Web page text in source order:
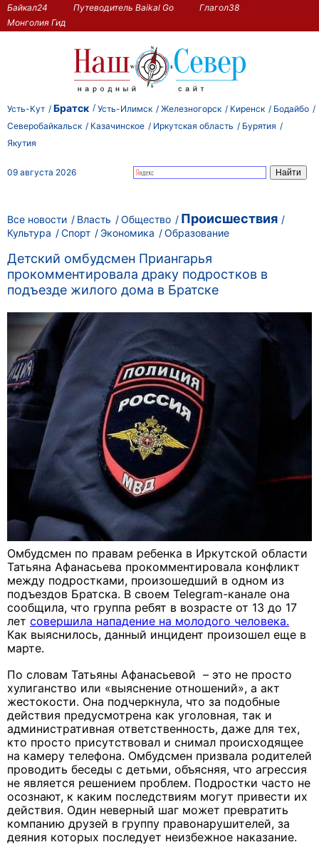
Байкал24 Путеводитель Baikal Go
Глагол38
Монголия Гид
Усть-Кут Братск Усть-Илимск Железногорск Киренск
Бодайбо
Северобайкальск
Казачинское Иркутская область
Бурятия
Якутия
09 августа 2026
Все новости Власть Общество Происшествия
Культура Спорт Экономика Образование
Детский омбудсмен Приангарья
прокомментировала драку подростков в
подъезде жилого дома в Братске
Омбудсмен по правам ребенка в Иркутской области
Татьяна Афанасьева прокомментировала конфликт
между подростками, произошедший в одном из
подъездов Братска. В своем Telegram-канале она
сообщила, что группа ребят в возрасте от 13 до 17
лет совершила нападение на молодого человека.
Как выяснилось, данный инцидент произошел еще в
марте.
По словам Татьяны Афанасьевой – это не просто
хулиганство или «выяснение отношений», а акт
жестокости. Она подчеркнула, что за подобные
действия предусмотрена как уголовная, так и
административная ответственность, даже для тех,
кто просто присутствовал и снимал происходящее
на камеру телефона. Омбудсмен призвала родителей
проводить беседы с детьми, объясняя, что агрессия
не является решением проблем. Подростки часто не
осознают, к каким последствиям могут привести их
действия. Один неверный шаг может превратить
компанию друзей в группу правонарушителей, за
деяния которых последует неизбежное наказание.